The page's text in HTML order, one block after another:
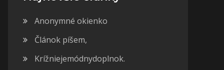
Anonymné okienko
Článok píšem,
Krížniejemódnydoplnok.